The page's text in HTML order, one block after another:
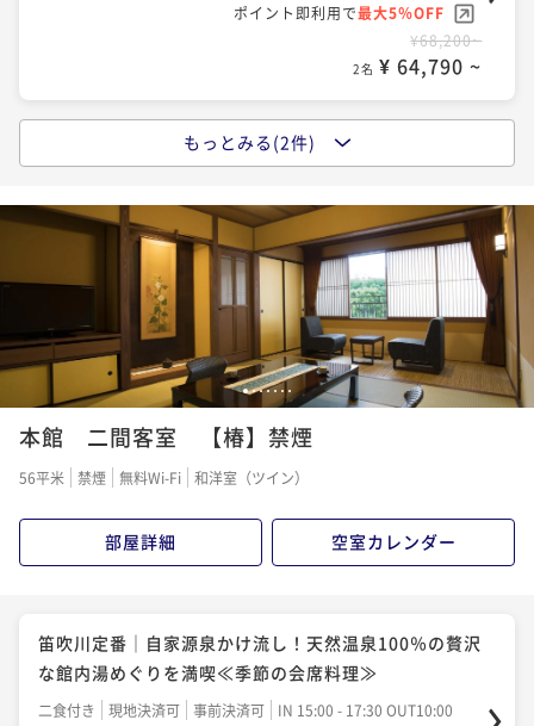
ポイント即利用で最大5％OFF
¥68,200~
2名 ¥ 64,790 ~
山梨の味覚プラン｜ご当地グルメを満喫！山梨県産ワ
二食付き 現地決済可 事前決済可
IN 15:00 - 17:30 OUT11:00
ポイント即利用で最大5％OFF
¥75,900~
2名 ¥ 72,105 ~
美酒美食プラン｜ワイン県・山梨のソムリエが厳選セ
レクト《山梨ワインと和食をペアリング》
¥79,200~
2名 ¥ 75,240 ~
もっとみる(2件)
123456 7
本館 二間客室 【椿】禁煙
56平米 禁煙 無料Wi-Fi 和洋室（ツイン）
部屋詳細 空室カレンダー
笛吹川定番｜自家源泉かけ流し！天然温泉100％の贅沢
な館内湯めぐりを満喫≪季節の会席料理≫
二食付き 現地決済可 事前決済可
IN 15:00 - 17:30 OUT10:00